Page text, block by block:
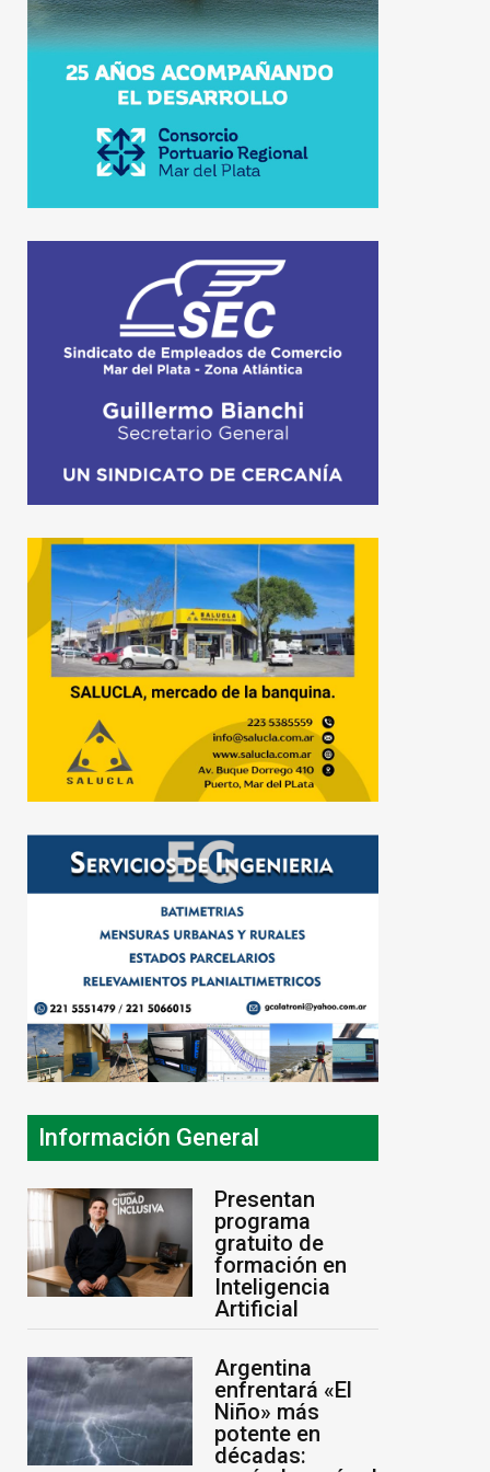
Información General
Presentan
programa
gratuito de
formación en
Inteligencia
Artificial
Argentina
enfrentará «El
Niño» más
potente en
décadas: